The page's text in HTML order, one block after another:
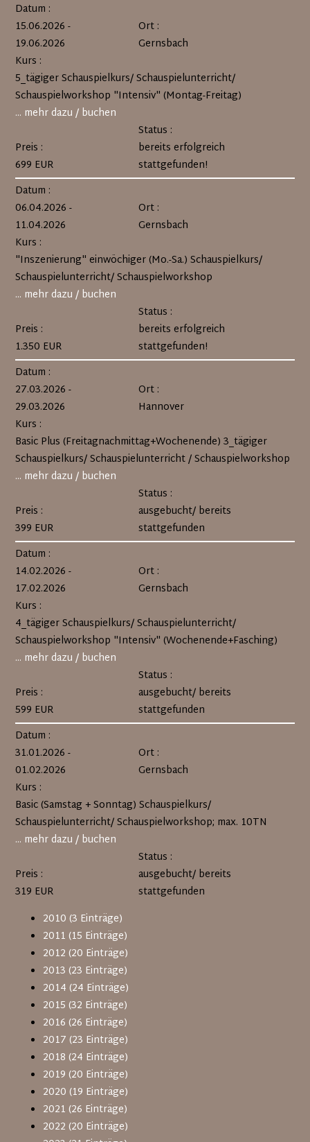
Datum :
15.06.2026 -
19.06.2026
Ort :
Gernsbach
Kurs :
5_tägiger Schauspielkurs/ Schauspielunterricht/
Schauspielworkshop "Intensiv" (Montag-Freitag)
... mehr dazu / buchen
Preis :
699 EUR
Status :
bereits erfolgreich
stattgefunden!
Datum :
06.04.2026 -
11.04.2026
Ort :
Gernsbach
Kurs :
"Inszenierung" einwöchiger (Mo.-Sa.) Schauspielkurs/
Schauspielunterricht/ Schauspielworkshop
... mehr dazu / buchen
Preis :
1.350 EUR
Status :
bereits erfolgreich
stattgefunden!
Datum :
27.03.2026 -
29.03.2026
Ort :
Hannover
Kurs :
Basic Plus (Freitagnachmittag+Wochenende) 3_tägiger
Schauspielkurs/ Schauspielunterricht / Schauspielworkshop
... mehr dazu / buchen
Preis :
399 EUR
Status :
ausgebucht/ bereits
stattgefunden
Datum :
14.02.2026 -
17.02.2026
Ort :
Gernsbach
Kurs :
4_tägiger Schauspielkurs/ Schauspielunterricht/
Schauspielworkshop "Intensiv" (Wochenende+Fasching)
... mehr dazu / buchen
Preis :
599 EUR
Status :
ausgebucht/ bereits
stattgefunden
Datum :
31.01.2026 -
01.02.2026
Ort :
Gernsbach
Kurs :
Basic (Samstag + Sonntag) Schauspielkurs/
Schauspielunterricht/ Schauspielworkshop; max. 10TN
... mehr dazu / buchen
Preis :
319 EUR
Status :
ausgebucht/ bereits
stattgefunden
2010 (3 Einträge)
2011 (15 Einträge)
2012 (20 Einträge)
2013 (23 Einträge)
2014 (24 Einträge)
2015 (32 Einträge)
2016 (26 Einträge)
2017 (23 Einträge)
2018 (24 Einträge)
2019 (20 Einträge)
2020 (19 Einträge)
2021 (26 Einträge)
2022 (20 Einträge)